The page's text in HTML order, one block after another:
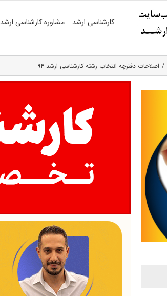
کارشناسی ارشد مشاوره کارشناسی ارشد
اصلاحات دفترچه انتخاب رشته کارشناسی ارشد ۹۴